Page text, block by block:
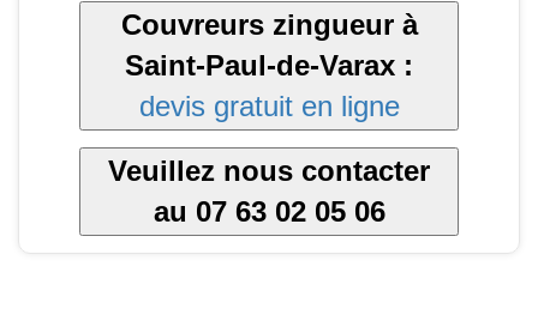
Couvreurs zingueur à
Saint-Paul-de-Varax :
devis gratuit en ligne
Veuillez nous contacter
au 07 63 02 05 06